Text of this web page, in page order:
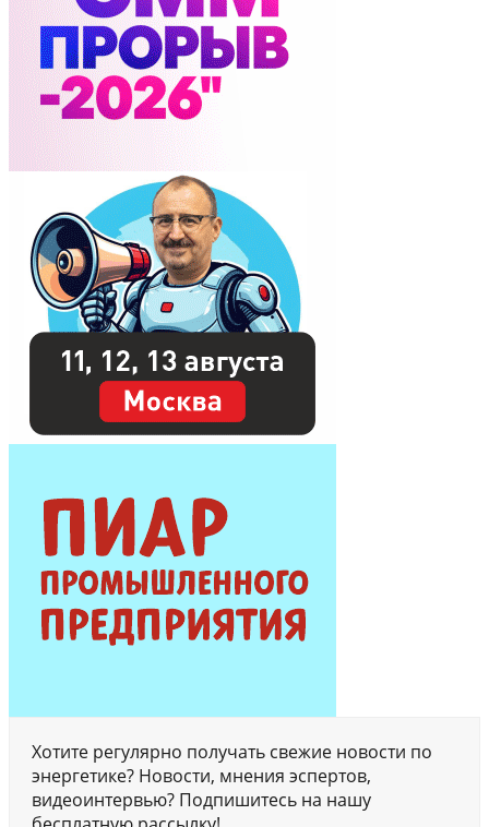
Хотите регулярно получать свежие новости по
энергетике? Новости, мнения эспертов,
видеоинтервью? Подпишитесь на нашу